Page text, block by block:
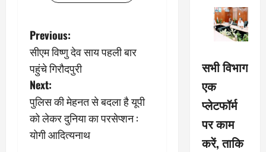
P
o
s
t
n
Previous:
सीएम विष्णु देव साय पहली बार
पहुंचे गिरौदपुरी
Next:
पुलिस की मेहनत से बदला है यूपी
को लेकर दुनिया का परसेप्शन :
योगी आदित्यनाथ
सभी विभाग
एक
प्लेटफॉर्म
पर काम
करें, ताकि